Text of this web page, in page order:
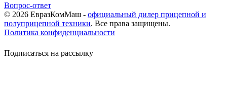
Вопрос-ответ
© 2026 ЕвразКомМаш - официальный дилер прицепной и
полуприцепной техники. Все права защищены.
Политика конфиденциальности
Подписаться на рассылку